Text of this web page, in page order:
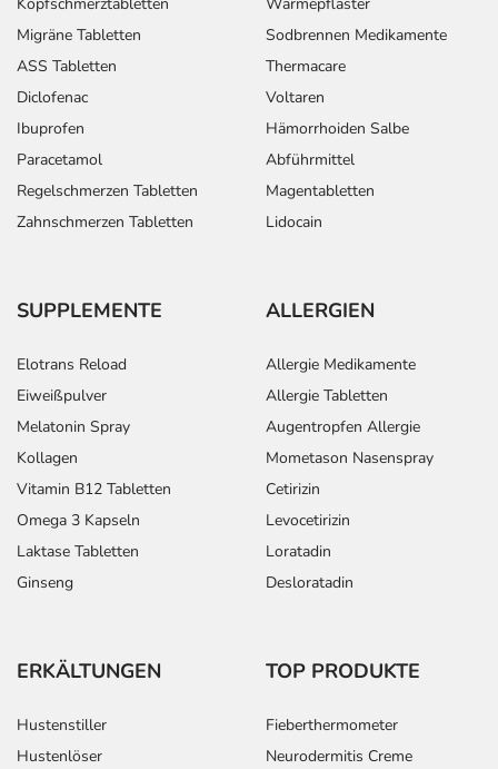
Migräne Tabletten
ASS Tabletten
Diclofenac
Ibuprofen
Paracetamol
Regelschmerzen Tabletten
Zahnschmerzen Tabletten
Sodbrennen Medikamente
Thermacare
Voltaren
Hämorrhoiden Salbe
Abführmittel
Magentabletten
Lidocain
SUPPLEMENTE
Elotrans Reload
Eiweißpulver
Melatonin Spray
Kollagen
Vitamin B12 Tabletten
Omega 3 Kapseln
Laktase Tabletten
Ginseng
ALLERGIEN
Allergie Medikamente
Allergie Tabletten
Augentropfen Allergie
Mometason Nasenspray
Cetirizin
Levocetirizin
Loratadin
Desloratadin
ERKÄLTUNGEN
Hustenstiller
Hustenlöser
TOP PRODUKTE
Fieberthermometer
Neurodermitis Creme